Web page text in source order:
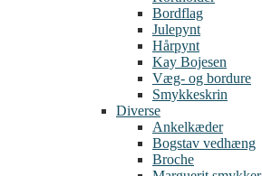
Bordflag
Julepynt
Hårpynt
Kay Bojesen
Væg- og bordure
Smykkeskrin
Diverse
Ankelkæder
Bogstav vedhæng
Broche